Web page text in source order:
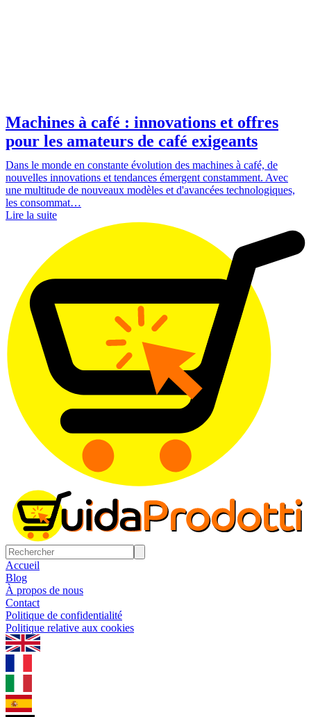
Machines à café : innovations et offres
pour les amateurs de café exigeants
Dans le monde en constante évolution des machines à café, de
nouvelles innovations et tendances émergent constamment. Avec
une multitude de nouveaux modèles et d'avancées technologiques,
les consommat…
Lire la suite
Accueil
Blog
À propos de nous
Contact
Politique de confidentialité
Politique relative aux cookies